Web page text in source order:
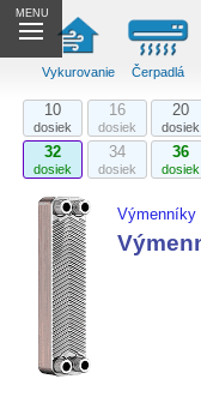
MENU
Vykurovanie Čerpadlá
10
dosiek
16
dosiek
20
dosiek
32
dosiek
34
dosiek
36
dosiek
Výmenníky